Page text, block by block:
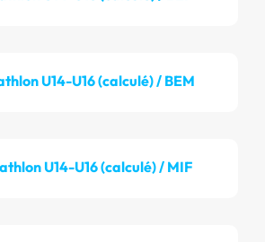
U14-U16 (calculé) / BEM
U14-U16 (calculé) / MIF